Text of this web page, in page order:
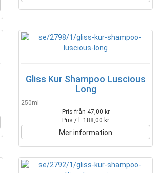
Gliss Kur Shampoo Luscious
Long
250ml
Pris från 47,00 kr
Pris / l: 188,00 kr
Mer information